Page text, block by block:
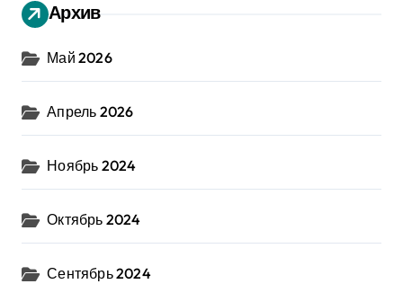
Архив
Май 2026
Апрель 2026
Ноябрь 2024
Октябрь 2024
Сентябрь 2024